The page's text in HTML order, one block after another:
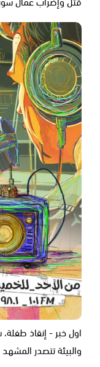
اول خبر - إنقاذ
والبيئة تتصدر المشهد -